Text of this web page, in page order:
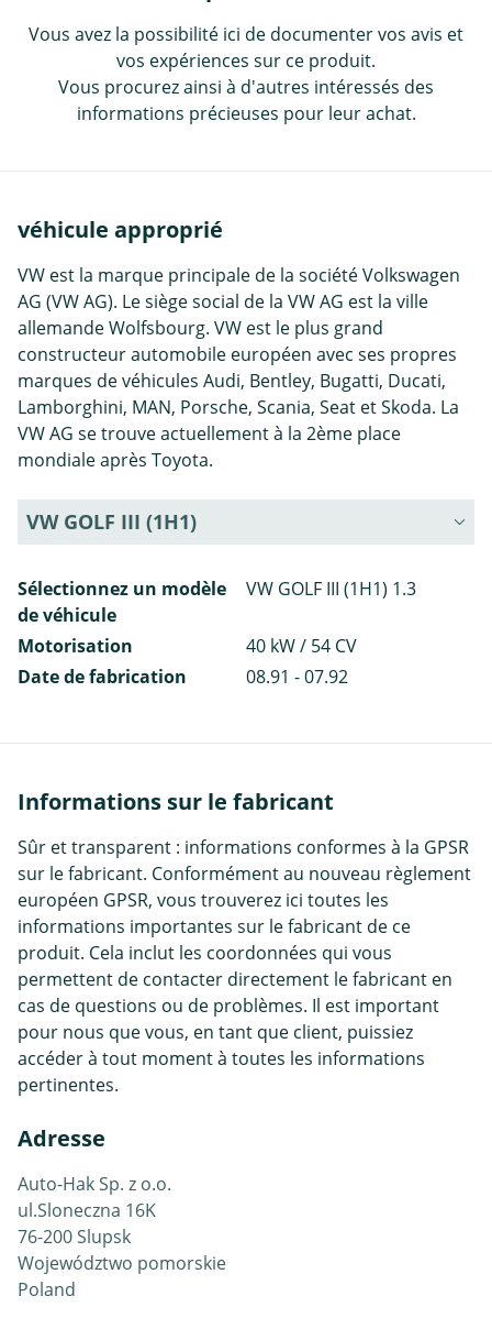
Vous avez la possibilité ici de documenter vos avis et
vos expériences sur ce produit.
Vous procurez ainsi à d'autres intéressés des
informations précieuses pour leur achat.
véhicule approprié
VW est la marque principale de la société Volkswagen
AG (VW AG). Le siège social de la VW AG est la ville
allemande Wolfsbourg. VW est le plus grand
constructeur automobile européen avec ses propres
marques de véhicules Audi, Bentley, Bugatti, Ducati,
Lamborghini, MAN, Porsche, Scania, Seat et Skoda. La
VW AG se trouve actuellement à la 2ème place
mondiale après Toyota.
VW GOLF III (1H1)
Sélectionnez un modèle
de véhicule
VW GOLF III (1H1) 1.3
Motorisation
40 kW / 54 CV
Date de fabrication
08.91 - 07.92
Informations sur le fabricant
Sûr et transparent : informations conformes à la GPSR
sur le fabricant. Conformément au nouveau règlement
européen GPSR, vous trouverez ici toutes les
informations importantes sur le fabricant de ce
produit. Cela inclut les coordonnées qui vous
permettent de contacter directement le fabricant en
cas de questions ou de problèmes. Il est important
pour nous que vous, en tant que client, puissiez
accéder à tout moment à toutes les informations
pertinentes.
Adresse
Auto-Hak Sp. z o.o.
ul.Sloneczna 16K
76-200 Slupsk
Województwo pomorskie
Poland